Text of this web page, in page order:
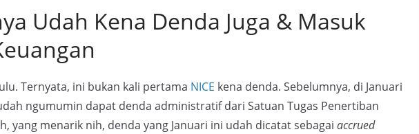
Udah Kena Denda Juga & Masuk
Ternyata, ini bukan kali pertama NICE kena denda. Sebelumnya, di Januari
ngumumin dapat denda administratif dari Satuan Tugas Penertiban
yang menarik nih, denda yang Januari ini udah dicatat sebagai accrued